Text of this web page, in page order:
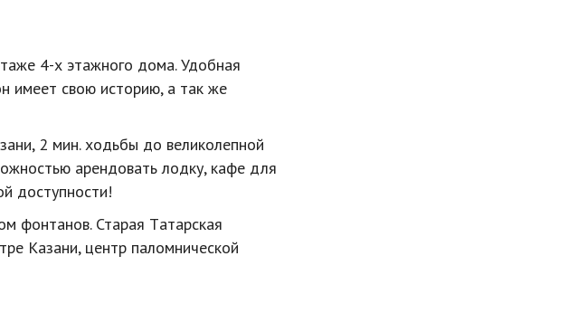
4-х этажного дома. Удобная
имеет свою историю, а так же
2 мин. ходьбы до великолепной
арендовать лодку, кафе для
доступности!
фонтанов. Старая Tатарская
Казани, центр паломнической